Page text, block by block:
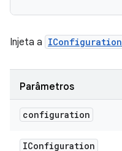
Injeta a IConfiguration
Parâmetros
configuration
IConfiguration